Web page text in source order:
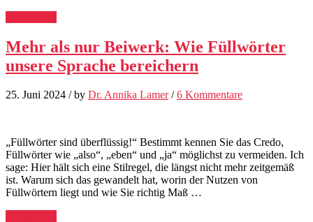
Mehr als nur Beiwerk: Wie Füllwörter
unsere Sprache bereichern
25. Juni 2024 / by Dr. Annika Lamer / 6 Kommentare
„Füllwörter sind überflüssig!“ Bestimmt kennen Sie das Credo,
Füllwörter wie „also“, „eben“ und „ja“ möglichst zu vermeiden. Ich
sage: Hier hält sich eine Stilregel, die längst nicht mehr zeitgemäß
ist. Warum sich das gewandelt hat, worin der Nutzen von
Füllwörtern liegt und wie Sie richtig Maß …